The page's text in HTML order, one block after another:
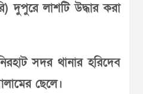
দুপুরে লাশটি উদ্ধার করা
সদর থানার হরিদেব
ছেলে।